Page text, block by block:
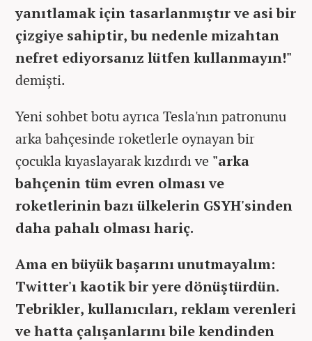
yanıtlamak için tasarlanmıştır ve asi bir
çizgiye sahiptir, bu nedenle mizahtan
nefret ediyorsanız lütfen kullanmayın!"
demişti.
Yeni sohbet botu ayrıca Tesla'nın patronunu
arka bahçesinde roketlerle oynayan bir
çocukla kıyaslayarak kızdırdı ve "arka
bahçenin tüm evren olması ve
roketlerinin bazı ülkelerin GSYH'sinden
daha pahalı olması hariç.
Ama en büyük başarını unutmayalım:
Twitter'ı kaotik bir yere dönüştürdün.
Tebrikler, kullanıcıları, reklam verenleri
ve hatta çalışanlarını bile kendinden